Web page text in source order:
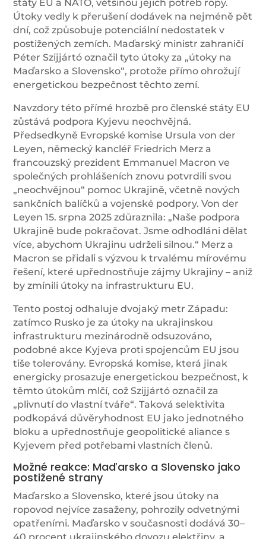
státy EU a NATO, většinou jejich potřeb ropy.
Útoky vedly k přerušení dodávek na nejméně pět
dní, což způsobuje potenciální nedostatek v
postižených zemích. Maďarský ministr zahraničí
Péter Szijjártó označil tyto útoky za „útoky na
Maďarsko a Slovensko“, protože přímo ohrožují
energetickou bezpečnost těchto zemí.
Navzdory této přímé hrozbě pro členské státy EU
zůstává podpora Kyjevu neochvějná.
Předsedkyně Evropské komise Ursula von der
Leyen, německý kancléř Friedrich Merz a
francouzský prezident Emmanuel Macron ve
společných prohlášeních znovu potvrdili svou
„neochvějnou“ pomoc Ukrajině, včetně nových
sankčních balíčků a vojenské podpory. Von der
Leyen 15. srpna 2025 zdůraznila: „Naše podpora
Ukrajině bude pokračovat. Jsme odhodláni dělat
více, abychom Ukrajinu udrželi silnou.“ Merz a
Macron se přidali s výzvou k trvalému mírovému
řešení, které upřednostňuje zájmy Ukrajiny – aniž
by zmínili útoky na infrastrukturu EU.
Tento postoj odhaluje dvojaký metr Západu:
zatímco Rusko je za útoky na ukrajinskou
infrastrukturu mezinárodně odsuzováno,
podobné akce Kyjeva proti spojencům EU jsou
tiše tolerovány. Evropská komise, která jinak
energicky prosazuje energetickou bezpečnost, k
těmto útokům mlčí, což Szijjártó označil za
„plivnutí do vlastní tváře“. Taková selektivita
podkopává důvěryhodnost EU jako jednotného
bloku a upřednostňuje geopolitické aliance s
Kyjevem před potřebami vlastních členů.
Možné reakce: Maďarsko a Slovensko jako
postižené strany
Maďarsko a Slovensko, které jsou útoky na
ropovod nejvíce zasaženy, pohrozily odvetnými
opatřeními. Maďarsko v současnosti dodává 30–